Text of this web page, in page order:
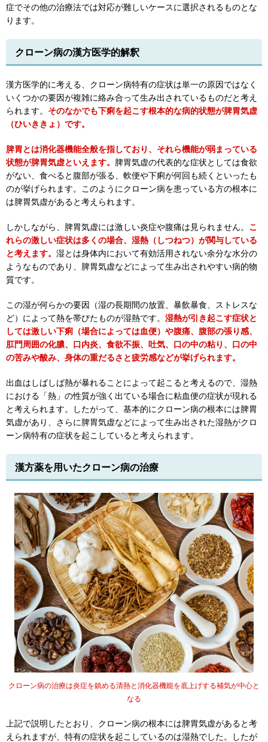
症でその他の治療法では対応が難しいケースに選択されるものとな
ります。
クローン病の漢方医学的解釈
漢方医学的に考える、クローン病特有の症状は単一の原因ではなく
いくつかの要因が複雑に絡み合って生み出されているものだと考え
られます。 そのなかでも下痢を起こす根本的な病的状態が脾胃気虚
（ひいききょ）です。
脾胃とは消化器機能全般を指しており、それら機能が弱まっている
状態が脾胃気虚といえます。 脾胃気虚の代表的な症状としては食欲
がない、食べると腹部が張る、軟便や下痢が何回も続くといったも
のが挙げられます。このようにクローン病を患っている方の根本に
は脾胃気虚があると考えられます。
しかしながら、脾胃気虚には激しい炎症や腹痛は見られません。 こ
れらの激しい症状は多くの場合、湿熱（しつねつ）が関与している
と考えます。 湿とは身体内において有効活用されない余分な水分の
ようなものであり、脾胃気虚などによって生み出されやすい病的物
質です。
この湿が何らかの要因（湿の長期間の放置、暴飲暴食、ストレスな
ど）によって熱を帯びたものが湿熱です。 湿熱が引き起こす症状と
しては激しい下痢（場合によっては血便）や腹痛、腹部の張り感、
肛門周囲の化膿、口内炎、食欲不振、吐気、口の中の粘り、口の中
の苦みや酸み、身体の重だるさと疲労感などが挙げられます。
出血はしばしば熱が暴れることによって起こると考えるので、湿熱
における「熱」の性質が強く出ている場合に粘血便の症状が現れる
と考えられます。したがって、基本的にクローン病の根本には脾胃
気虚があり、さらに脾胃気虚などによって生み出された湿熱がクロ
ーン病特有の症状を起こしていると考えられます。
漢方薬を用いたクローン病の治療
クローン病の治療は炎症を鎮める清熱と消化器機能を底上げする補気が中心と
なる
上記で説明したとおり、クローン病の根本には脾胃気虚があると考
えられますが、特有の症状を起こしているのは湿熱でした。したが